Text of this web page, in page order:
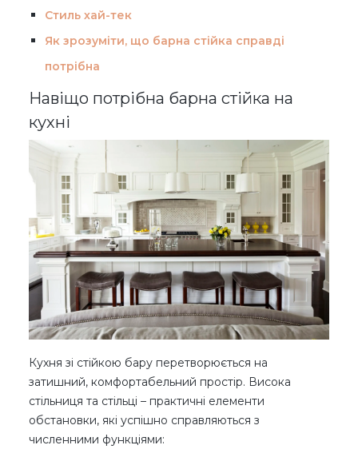
Стиль хай-тек
Як зрозуміти, що барна стійка справді
потрібна
Навіщо потрібна барна стійка на
кухні
Кухня зі стійкою бару перетворюється на
затишний, комфортабельний простір. Висока
стільниця та стільці – практичні елементи
обстановки, які успішно справляються з
численними функціями: